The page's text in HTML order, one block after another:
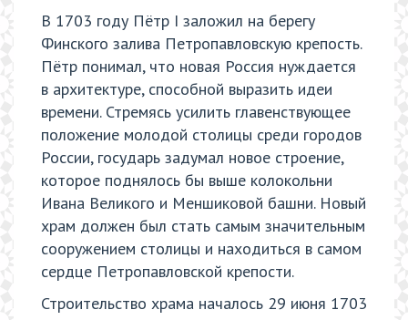
В 1703 году Пётр I заложил на берегу
Финского залива Петропавловскую крепость.
Пётр понимал, что новая Россия нуждается
в архитектуре, способной выразить идеи
времени. Стремясь усилить главенствующее
положение молодой столицы среди городов
России, государь задумал новое строение,
которое поднялось бы выше колокольни
Ивана Великого и Меншиковой башни. Новый
храм должен был стать самым значительным
сооружением столицы и находиться в самом
сердце Петропавловской крепости.
Строительство храма началось 29 июня 1703